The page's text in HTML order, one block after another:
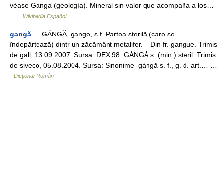
véase Ganga (geología). Mineral sin valor que acompaña a los…
Wikipedia Español
gangă — GÁNGĂ, gange, s.f. Partea sterilă (care se
îndepărtează) dintr un zăcământ metalifer. – Din fr. gangue. Trimis
de gall, 13.09.2007. Sursa: DEX 98 GÁNGĂ s. (min.) steril. Trimis
de siveco, 05.08.2004. Sursa: Sinonime gángă s. f., g. d. art.… …
Dicționar Român